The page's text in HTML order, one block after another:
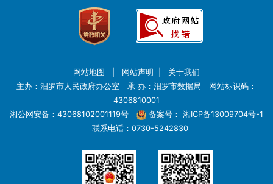
网站地图 网站声明
关于我们
主办：汨罗市人民政府办公室 承 办：汨罗市数据局 网站标识码：
4306810001
湘公网安备：43068102001119号
备案号： 湘ICP备13009704号-1
联系电话：0730-5242830